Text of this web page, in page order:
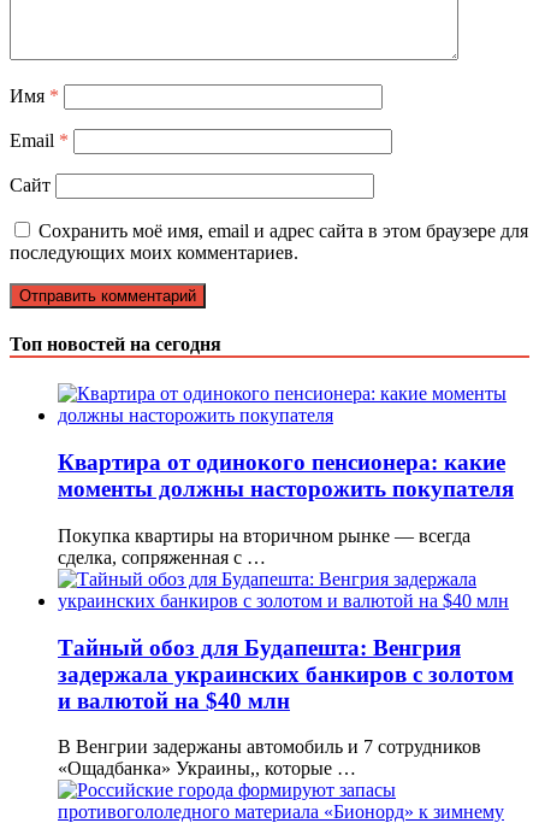
Имя *
Email *
Сайт
Сохранить моё имя, email и адрес сайта в этом браузере для
последующих моих комментариев.
Топ новостей на сегодня
Квартира от одинокого пенсионера: какие
моменты должны насторожить покупателя
Покупка квартиры на вторичном рынке — всегда
сделка, сопряженная с …
Тайный обоз для Будапешта: Венгрия
задержала украинских банкиров с золотом
и валютой на $40 млн
В Венгрии задержаны автомобиль и 7 сотрудников
«Ощадбанка» Украины,, которые …